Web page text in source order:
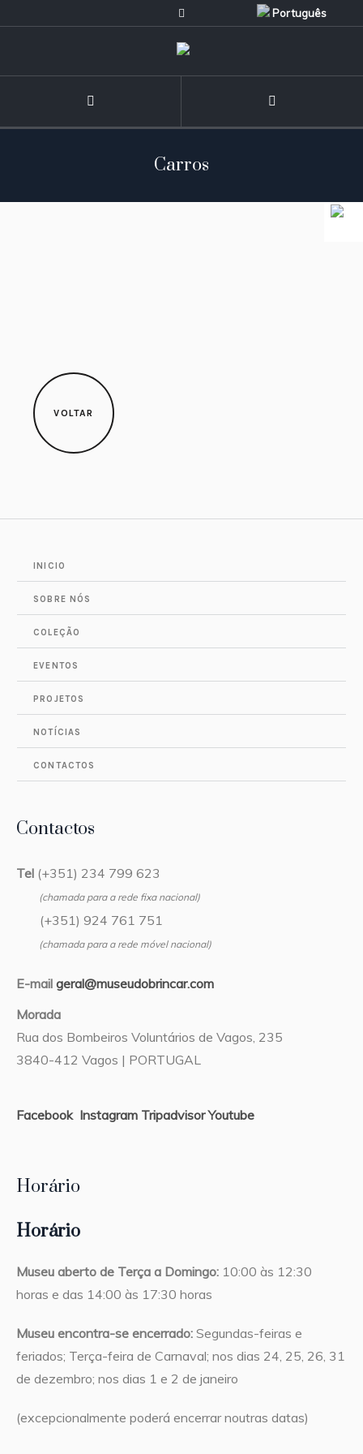
Carros
VOLTAR
INICIO
SOBRE NÓS
COLEÇÃO
EVENTOS
PROJETOS
NOTÍCIAS
CONTACTOS
Contactos
Tel (+351) 234 799 623
(chamada para a rede fixa nacional)
(+351) 924 761 751
(chamada para a rede móvel nacional)
E-mailgeral@museudobrincar.com
Morada
Rua dos Bombeiros Voluntários de Vagos, 235
3840-412 Vagos | PORTUGAL
Facebook Instagram TripadvisorYoutube
Horário
Horário
Museu aberto de Terça a Domingo: 10:00 às 12:30
horas e das 14:00 às 17:30 horas
Museu encontra-se encerrado:Segundas-feiras e
feriados; Terça-feira de Carnaval; nos dias 24, 25, 26, 31
de dezembro; nos dias 1 e 2 de janeiro
(excepcionalmente poderá encerrar noutras datas)
Português